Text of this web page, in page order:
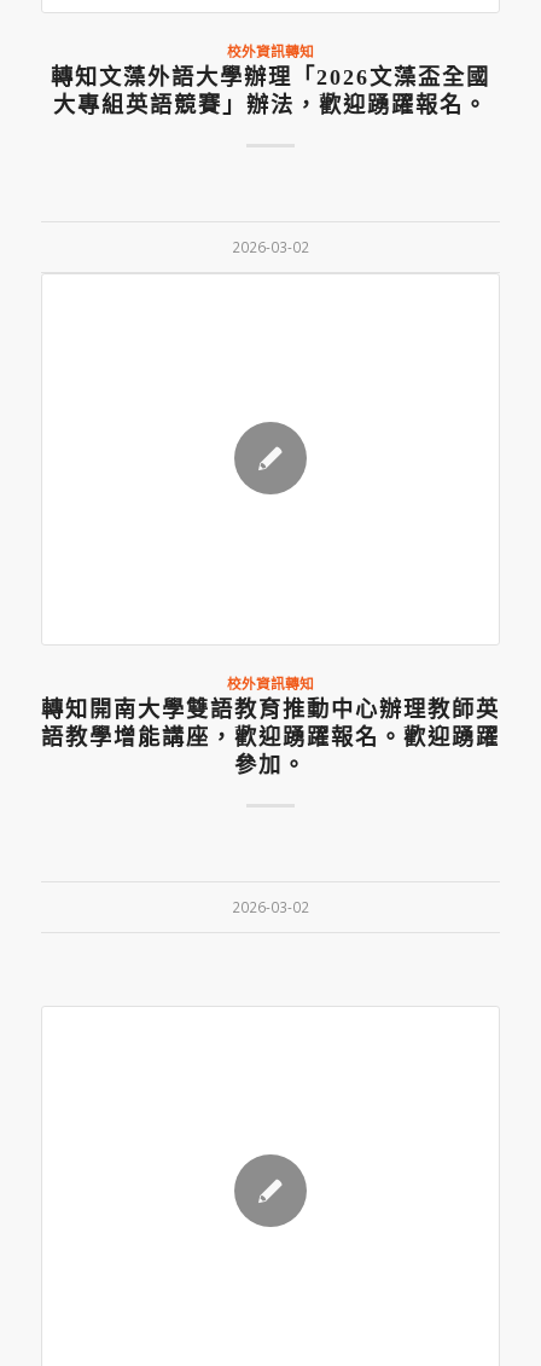
校外資訊轉知
轉知文藻外語大學辦理「2026文藻盃全國
大專組英語競賽」辦法，歡迎踴躍報名。
2026-03-02
校外資訊轉知
轉知開南大學雙語教育推動中心辦理教師英
語教學增能講座，歡迎踴躍報名。歡迎踴躍
參加。
2026-03-02